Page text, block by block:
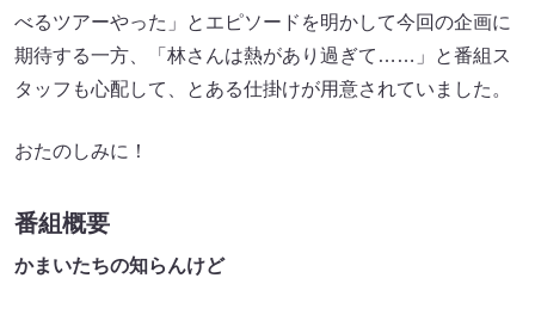
べるツアーやった」とエピソードを明かして今回の企画に
期待する一方、「林さんは熱があり過ぎて……」と番組ス
タッフも心配して、とある仕掛けが用意されていました。
おたのしみに！
番組概要
かまいたちの知らんけど